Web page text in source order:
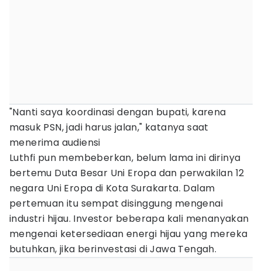
"Nanti saya koordinasi dengan bupati, karena
masuk PSN, jadi harus jalan," katanya saat
menerima audiensi
Luthfi pun membeberkan, belum lama ini dirinya
bertemu Duta Besar Uni Eropa dan perwakilan 12
negara Uni Eropa di Kota Surakarta. Dalam
pertemuan itu sempat disinggung mengenai
industri hijau. Investor beberapa kali menanyakan
mengenai ketersediaan energi hijau yang mereka
butuhkan, jika berinvestasi di Jawa Tengah.